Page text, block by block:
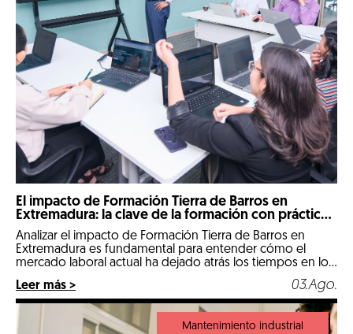
El impacto de Formación Tierra de Barros en
Extremadura: la clave de la formación con prácticas
reales
Analizar el impacto de Formación Tierra de Barros en
Extremadura es fundamental para entender cómo el
mercado laboral actual ha dejado atrás los tiempos en los
que un expediente puramente teórico abría las puertas
de las mejores empresas. Llegados a 2026, nos
encontramos en un escenario hipercompetitivo, marcado
por la digitalización de la industria y […]
Leer más > 03.Ago.
Mantenimiento industrial